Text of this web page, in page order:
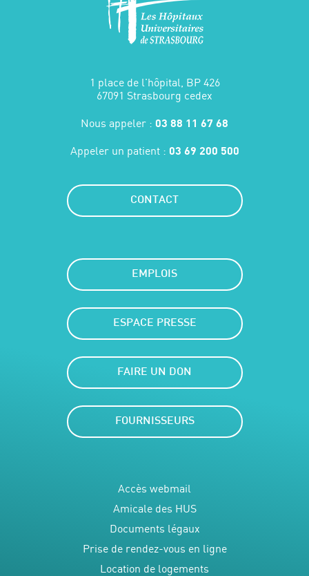
1 place de l'hôpital, BP 426
67091 Strasbourg cedex
Nous appeler : 03 88 11 67 68
Appeler un patient : 03 69 200 500
CONTACT
EMPLOIS
ESPACE PRESSE
FAIRE UN DON
FOURNISSEURS
Accès webmail
Amicale des HUS
Documents légaux
Prise de rendez-vous en ligne
Location de logements